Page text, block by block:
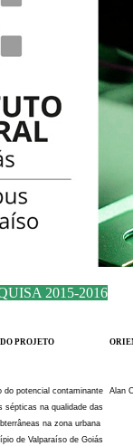
2015-2016
PROJETO
do potencial contaminante
sépticas na qualidade das
na zona urbana
de Valparaíso de Goiás
Alan